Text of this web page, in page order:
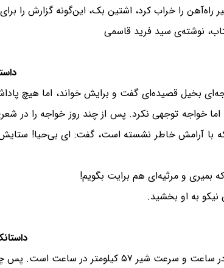
را خراب کرد، اشتین بک، این‌گونه گزارش را
نوشته‌ی سید فرید قاسمی
بخیل قصیده‌ای گفت و برایش خواند، اما هیچ
اما خواجه توجهی نکرد. پس از چند روز خواجه را در
که با آرامش خاطر نشسته است، گفت: ای بی‌حیا!
بمیری و مرثیه‌ای هم برایت بگویم!
به او بخشید.
داستانک ۷ - اعتماد